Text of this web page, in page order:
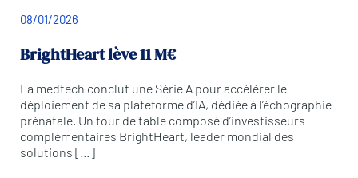
08/01/2026
BrightHeart lève 11 M€
La medtech conclut une Série A pour accélérer le
déploiement de sa plateforme d’IA, dédiée à l’échographie
prénatale. Un tour de table composé d’investisseurs
complémentaires BrightHeart, leader mondial des
solutions […]